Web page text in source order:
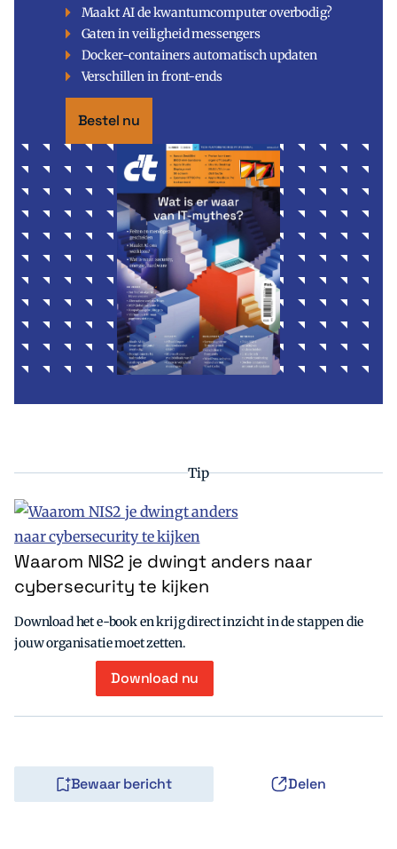
Maakt AI de kwantumcomputer overbodig?
Gaten in veiligheid messengers
Docker-containers automatisch updaten
Verschillen in front-ends
Bestel nu
Tip
Waarom NIS2 je dwingt anders naar
cybersecurity te kijken
Download het e-book en krijg direct inzicht in de stappen die
jouw organisatie moet zetten.
Download nu
Bewaar bericht Delen